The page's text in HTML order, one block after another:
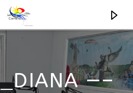
EN VIVO
A CIELO ABIERTO
—–